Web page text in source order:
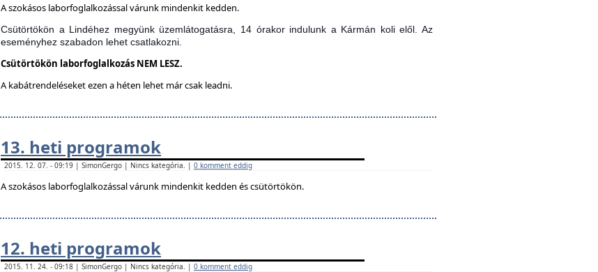
A szokásos laborfoglalkozással várunk mindenkit kedden.
Csütörtökön a Lindéhez megyünk üzemlátogatásra, 14 órakor indulunk a Kármán koli elől. Az
eseményhez szabadon lehet csatlakozni.
Csütörtökön laborfoglalkozás NEM LESZ.
A kabátrendeléseket ezen a héten lehet már csak leadni.
13. heti programok
2015. 12. 07. - 09:19 | SimonGergo | Nincs kategória. | 0 komment eddig
A szokásos laborfoglalkozással várunk mindenkit kedden és csütörtökön.
12. heti programok
2015. 11. 24. - 09:18 | SimonGergo | Nincs kategória. | 0 komment eddig